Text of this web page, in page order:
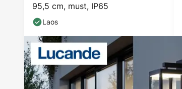
95,5 cm, must, IP65
Laos